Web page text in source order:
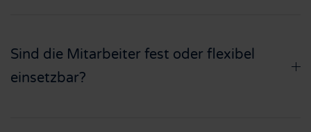
Sind die Mitarbeiter fest oder flexibel
einsetzbar?